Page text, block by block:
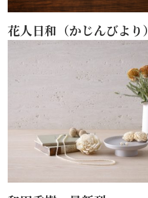
花人日和（かじんびより）